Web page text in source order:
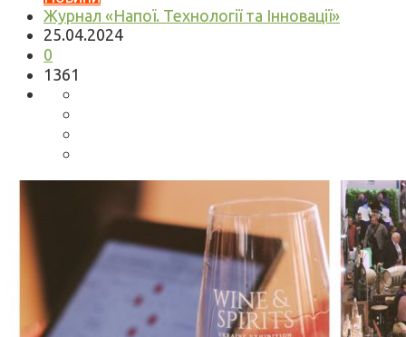
Журнал «Напої. Технології та Інновації»
25.04.2024
0
1361